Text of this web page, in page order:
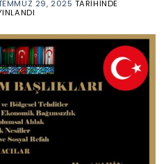
29, 2025 TARIHINDE